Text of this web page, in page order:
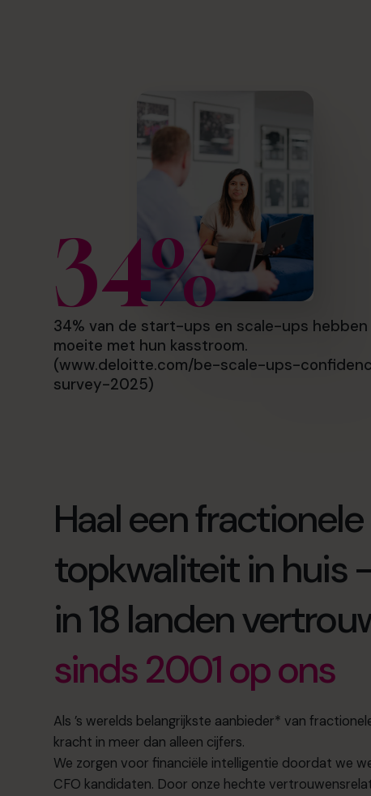
34%
34% van de start-ups en scale-ups hebben
moeite met hun kasstroom.
(www.deloitte.com/be-scale-ups-
survey-2025)
Haal een fractionele
topkwaliteit in huis
in 18 landen
sinds 2001 op ons
Als ’s werelds belangrijkste aanbieder* van
kracht in meer dan alleen cijfers.
We zorgen voor financiële intelligentie doordat we
CFO kandidaten. Door onze hechte